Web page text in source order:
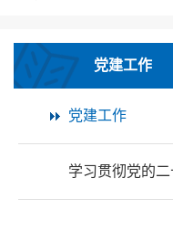
党建工作
党建工作